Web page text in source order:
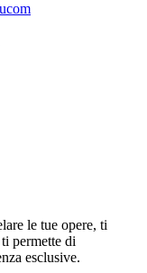
le tue opere, ti
permette di
esclusive.